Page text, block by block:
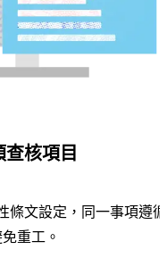
核項目
條文設定，同一事項遵循
重工。